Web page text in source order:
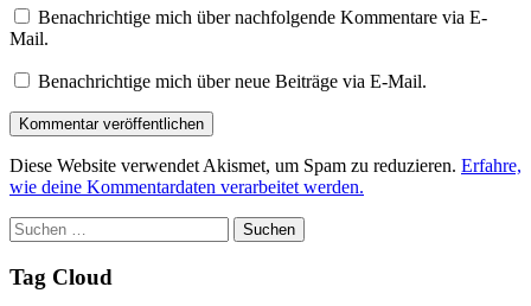
Benachrichtige mich über nachfolgende Kommentare via E-
Mail.
Benachrichtige mich über neue Beiträge via E-Mail.
Diese Website verwendet Akismet, um Spam zu reduzieren. Erfahre,
wie deine Kommentardaten verarbeitet werden.
Suchen
nach:
Tag Cloud